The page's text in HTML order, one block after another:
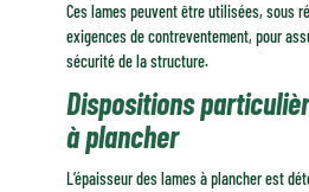
Ces lames peuvent être utilisées, sous
exigences de contreventement, pour
sécurité de la structure.
Dispositions
à plancher
L’épaisseur des lames à plancher est